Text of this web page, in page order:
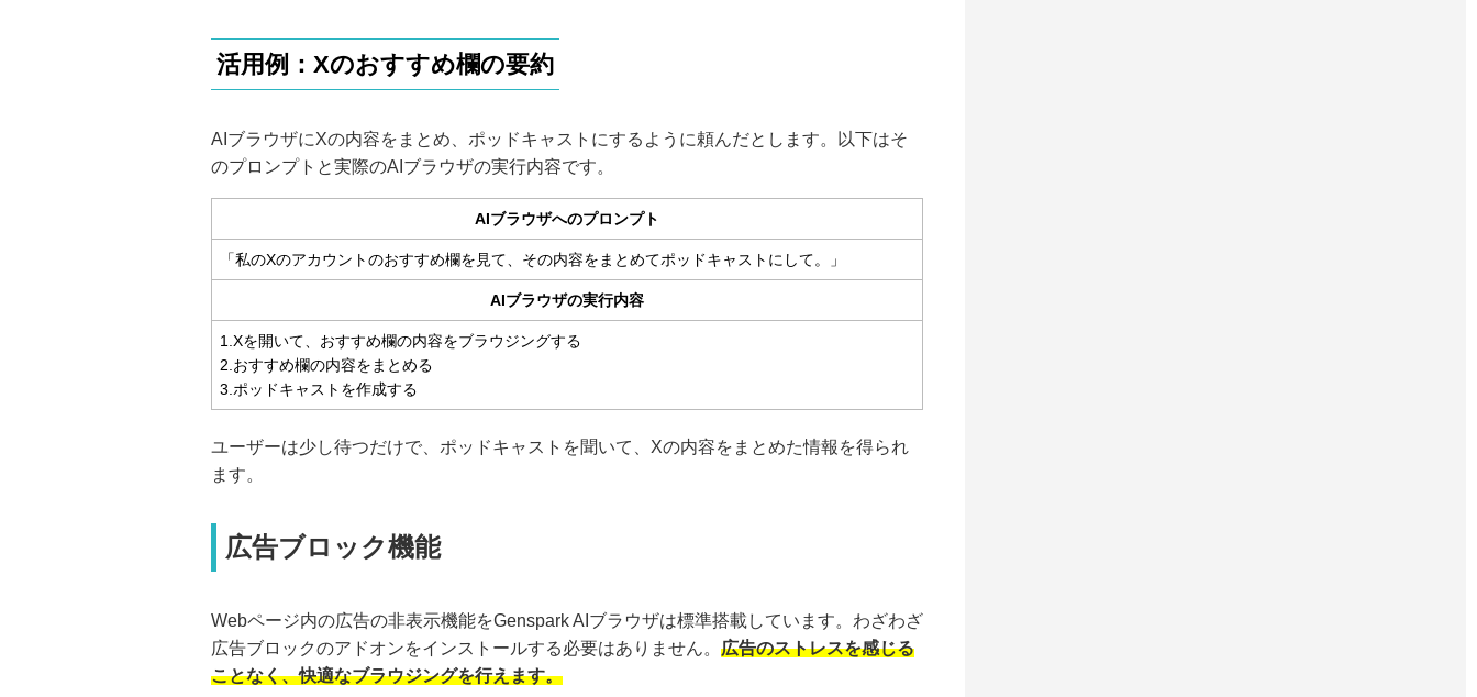
活用例：Xのおすすめ欄の要約
AIブラウザにXの内容をまとめ、ポッドキャストにするように頼んだとします。以下はそ
のプロンプトと実際のAIブラウザの実行内容です。
AIブラウザへのプロンプト
「私のXのアカウントのおすすめ欄を見て、その内容をまとめてポッドキャストにして。」
AIブラウザの実行内容
1.Xを開いて、おすすめ欄の内容をブラウジングする
2.おすすめ欄の内容をまとめる
3.ポッドキャストを作成する
ユーザーは少し待つだけで、ポッドキャストを聞いて、Xの内容をまとめた情報を得られ
ます。
広告ブロック機能
Webページ内の広告の非表示機能をGenspark AIブラウザは標準搭載しています。わざわざ
広告ブロックのアドオンをインストールする必要はありません。 広告のストレスを感じる
ことなく、快適なブラウジングを行えます。